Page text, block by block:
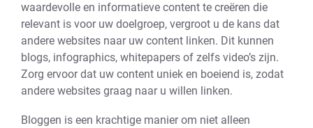
waardevolle en informatieve content te creëren die
relevant is voor uw doelgroep, vergroot u de kans dat
andere websites naar uw content linken. Dit kunnen
blogs, infographics, whitepapers of zelfs video’s zijn.
Zorg ervoor dat uw content uniek en boeiend is, zodat
andere websites graag naar u willen linken.
Bloggen is een krachtige manier om niet alleen